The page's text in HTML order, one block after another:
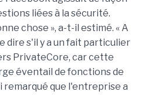
liées à la sécurité.
chose », a-t-il estimé. « A
dire s'il y a un fait particulier
PrivateCore, car cette
éventail de fonctions de
remarqué que l'entreprise a